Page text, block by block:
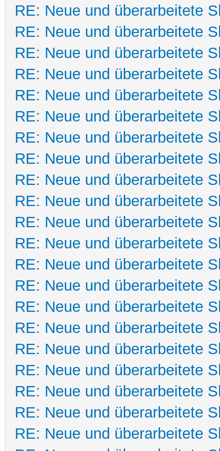
RE: Neue und überarbeitete
RE: Neue und überarbeitete
RE: Neue und überarbeitete
RE: Neue und überarbeitete
RE: Neue und überarbeitete
RE: Neue und überarbeitete
RE: Neue und überarbeitete
RE: Neue und überarbeitete
RE: Neue und überarbeitete
RE: Neue und überarbeitete
RE: Neue und überarbeitete
RE: Neue und überarbeitete
RE: Neue und überarbeitete
RE: Neue und überarbeitete
RE: Neue und überarbeitete
RE: Neue und überarbeitete
RE: Neue und überarbeitete
RE: Neue und überarbeitete
RE: Neue und überarbeitete
RE: Neue und überarbeitete
RE: Neue und überarbeitete